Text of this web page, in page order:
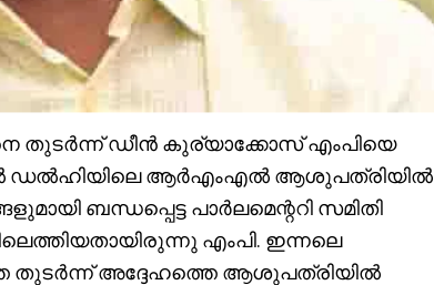
തുടർന്ന് ഡീൻ കുര്യാക്കോസ് എംപിയെ
ഡൽഹിയിലെ ആർഎംഎൽ ആശുപത്രിയിൽ
ബന്ധപ്പെട്ട പാർലമെന്ററി സമിതി
എംപി. ഇന്നലെ
തുടർന്ന് അദ്ദേഹത്തെ ആശുപത്രിയിൽ